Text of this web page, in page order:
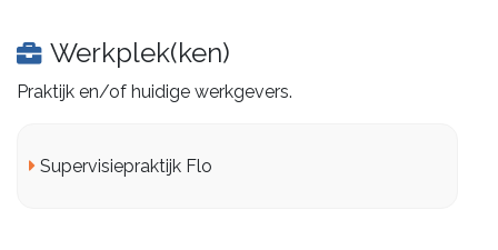
Werkplek(ken)
Praktijk en/of huidige werkgevers.
Supervisiepraktijk Flo